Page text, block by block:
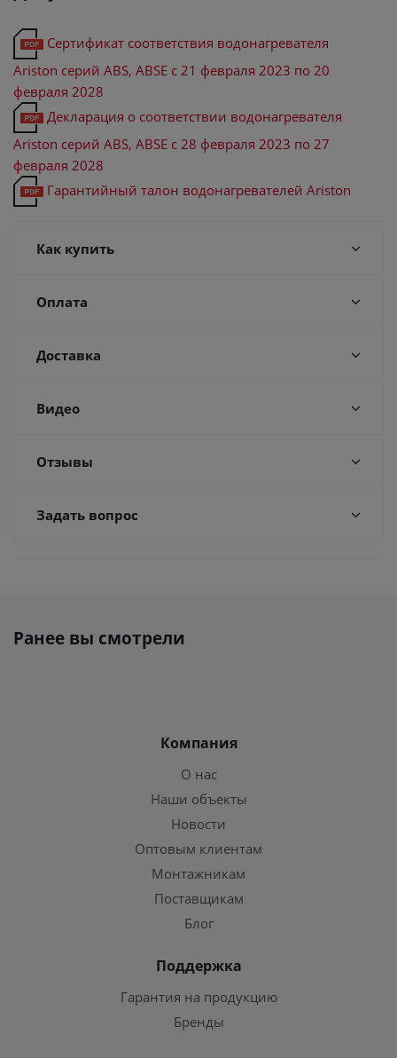
Сертификат соответствия водонагревателя
Ariston серий ABS, ABSE с 21 февраля 2023 по 20
февраля 2028
Декларация о соответствии водонагревателя
Ariston серий ABS, ABSE с 28 февраля 2023 по 27
февраля 2028
Гарантийный талон водонагревателей Ariston
Как купить
Оплата
Доставка
Видео
Отзывы
Задать вопрос
Ранее вы смотрели
Компания
О нас
Наши объекты
Новости
Оптовым клиентам
Монтажникам
Поставщикам
Блог
Поддержка
Гарантия на продукцию
Бренды